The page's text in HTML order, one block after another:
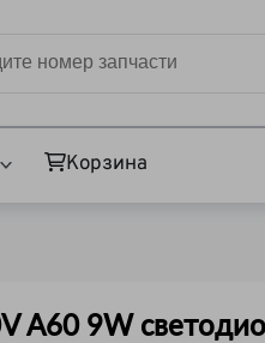
Корзина
А60 9W